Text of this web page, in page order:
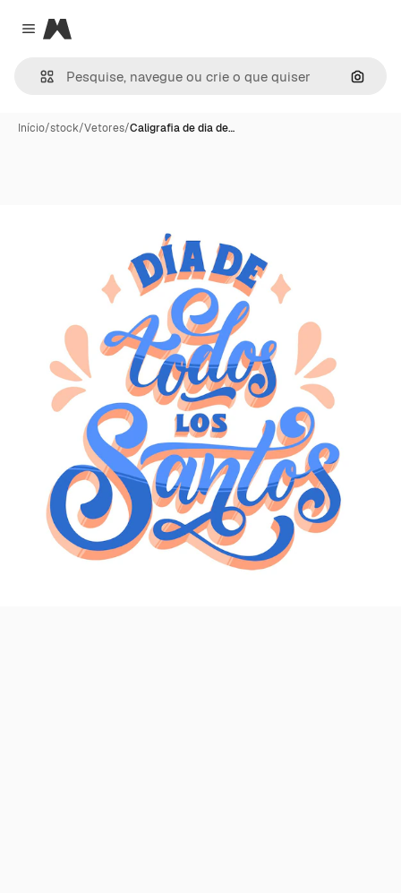
Close menu
Magnific
Início/stock/Vetores/Caligrafia de dia de…